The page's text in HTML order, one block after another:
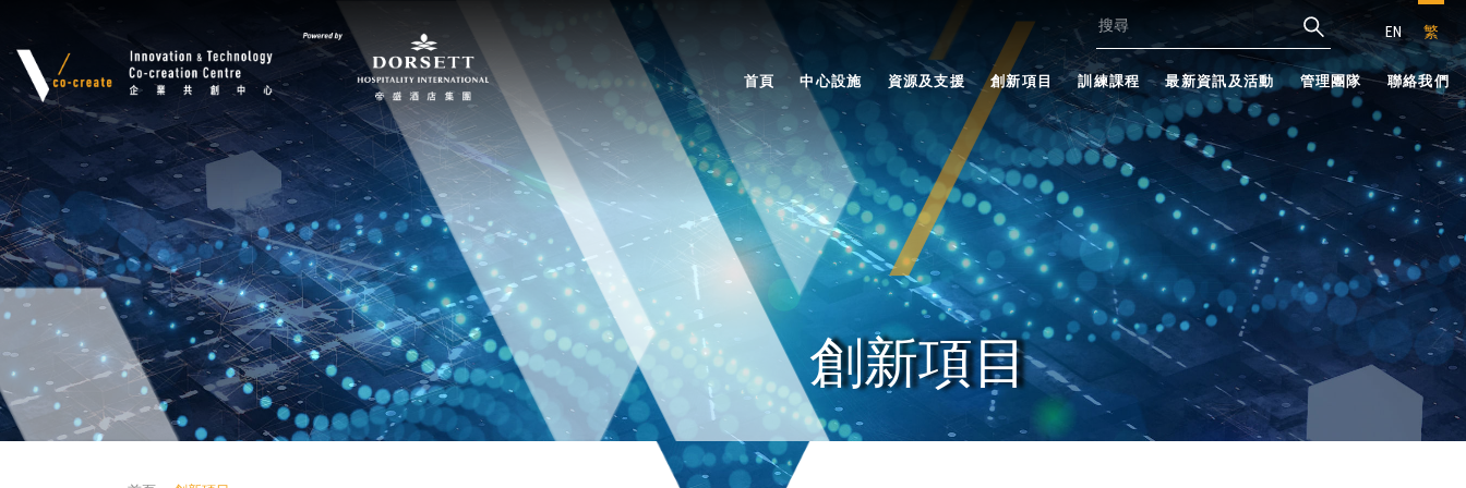
EN 繁
首頁 中心設施 資源及支援 創新項目 訓練課程 最新資訊及活動 管理團隊 聯絡我們
創新項目